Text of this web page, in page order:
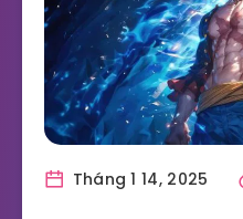
Tháng 1 14, 2025